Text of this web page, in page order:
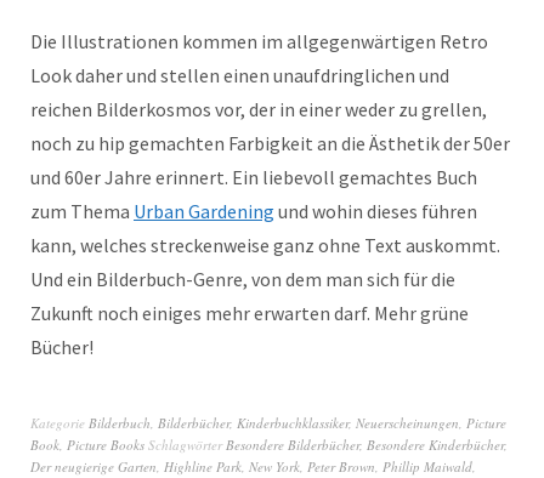
Die Illustrationen kommen im allgegenwärtigen Retro
Look daher und stellen einen unaufdringlichen und
reichen Bilderkosmos vor, der in einer weder zu grellen,
noch zu hip gemachten Farbigkeit an die Ästhetik der 50er
und 60er Jahre erinnert. Ein liebevoll gemachtes Buch
zum Thema Urban Gardening und wohin dieses führen
kann, welches streckenweise ganz ohne Text auskommt.
Und ein Bilderbuch-Genre, von dem man sich für die
Zukunft noch einiges mehr erwarten darf. Mehr grüne
Bücher!
Kategorie Bilderbuch, Bilderbücher, Kinderbuchklassiker, Neuerscheinungen, Picture
Book, Picture Books SchlagwörterBesondere Bilderbücher, Besondere Kinderbücher,
Der neugierige Garten, Highline Park, New York, Peter Brown, Phillip Maiwald,